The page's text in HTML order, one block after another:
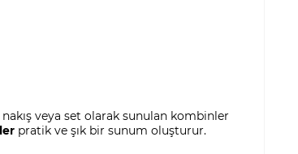
veya set olarak sunulan kombinler
pratik ve şık bir sunum oluşturur.